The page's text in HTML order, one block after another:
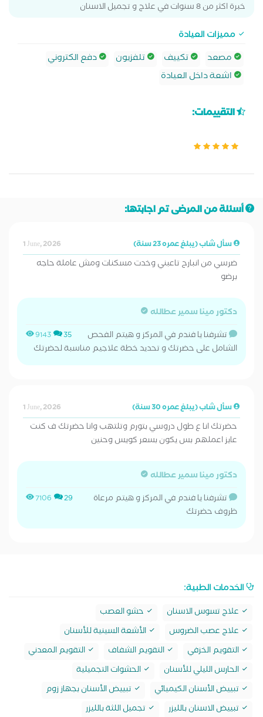
خبرة اكثر من 8 سنوات في علاج و تجميل الاسنان
مميزات العيادة
مصعد
تكييف تلفزيون
دفع الكتروني
اشعة داخل العيادة
التقييمات:
أسئلة من المرضى تم اجابتها:
سأل شاب (يبلغ عمره 23 سنة) 1 June, 2026
ضرسي من انبارح تاعبني وخدت مسكنات ومش عاملة حاجه
برضو
دكتور مينا سمير عطالله
9143 35
تشرفنا يا فندم في المركز و هيتم الفحص
الشامل على حضرتك و تحديد خطة علاجيم مناسبة لحضرتك
سأل شاب (يبلغ عمره 30 سنة) 1 June, 2026
حضرتك انا ع طول دروسي بتورم وتلتهب وانا حضرتك ف كنت
عايز اعملهم بس يكون بسعر كويس وحنين
دكتور مينا سمير عطالله
7106 29
تشرفنا يا فندم في المركز و هيتم مرعاة
ظروف حضرتك
الخدمات الطبية:
علاج تسوس الاسنان
حشو العصب
علاج عصب الضروس
الأشعة السينية للأسنان
التقويم الخزفي
التقويم الشفاف
التقويم المعدني
الحارس الليلي للأسنان
الحشوات التجميلية
تبييض الأسنان الكيميائي
تبييض الأسنان بجهاز زوم
تبييض الاسنان بالليزر
تجميل اللثة بالليزر